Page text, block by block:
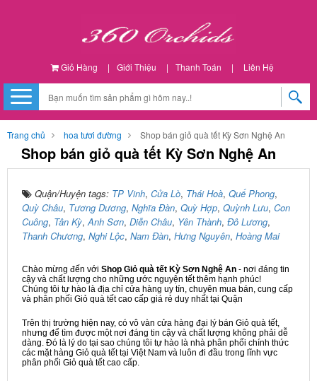
Giỏ Hàng | Giới Thiệu | Thanh Toán | Liên Hệ
Trang chủ hoa tươi đường Shop bán giỏ quà tết Kỳ Sơn Nghệ An
Shop bán giỏ quà tết Kỳ Sơn Nghệ An
Quận/Huyện tags: TP Vinh, Cửa Lò, Thái Hoà, Quế Phong,
Quỳ Châu, Tương Dương, Nghĩa Đàn, Quỳ Hợp, Quỳnh Lưu, Con
Cuông, Tân Kỳ,Anh Sơn, Diễn Châu, Yên Thành, Đô Lương,
Thanh Chương, Nghi Lộc, Nam Đàn, Hưng Nguyên, Hoàng Mai
Chào mừng đến với Shop Giỏ quà tết Kỳ Sơn Nghệ An - nơi đáng tin
cậy và chất lượng cho những ước nguyện tết thêm hạnh phúc!
Chúng tôi tự hào là địa chỉ cửa hàng uy tín, chuyên mua bán, cung cấp
và phân phối Giỏ quà tết cao cấp giá rẻ duy nhất tại Quận
Trên thị trường hiện nay, có vô vàn cửa hàng đại lý bán Giỏ quà tết,
nhưng để tìm được một nơi đáng tin cậy và chất lượng không phải dễ
dàng. Đó là lý do tại sao chúng tôi tự hào là nhà phân phối chính thức
các mặt hàng Giỏ quà tết tại Việt Nam và luôn đi đầu trong lĩnh vực
phân phối Giỏ quà tết cao cấp.